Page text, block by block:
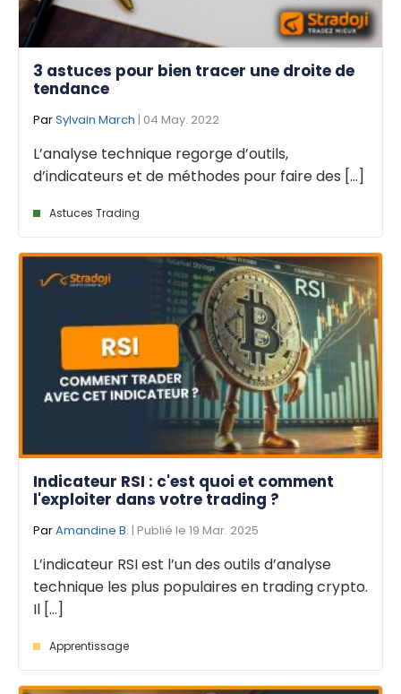
3 astuces pour bien tracer une droite de
tendance
ParSylvain March | 04 May. 2022
L’analyse technique regorge d’outils,
d’indicateurs et de méthodes pour faire des [...]
Astuces Trading
Indicateur RSI : c'est quoi et comment
l'exploiter dans votre trading ?
ParAmandine B. | Publié le 19 Mar. 2025
L’indicateur RSI est l’un des outils d’analyse
technique les plus populaires en trading crypto.
Il [...]
Apprentissage